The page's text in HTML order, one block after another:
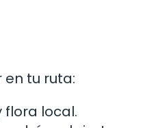
en tu ruta:
flora local.